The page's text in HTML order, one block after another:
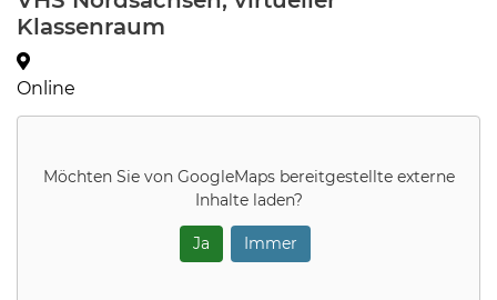
Klassenraum
Online
Möchten Sie von GoogleMapsbereitgestellte externe
Inhalte laden?
Ja Immer